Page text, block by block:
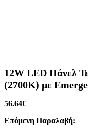
12W LED Πάνελ
(2700K) με
56.64€
Επόμενη Παραλαβή: